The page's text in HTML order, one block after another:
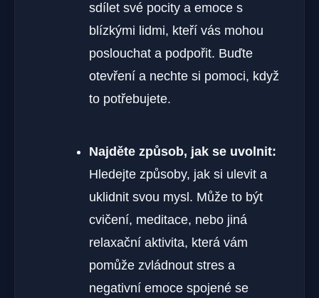
sdílet své pocity a emoce s
blízkými lidmi, kteří vás mohou
poslouchat a podpořit. Buďte
otevření a nechte si pomoci, když
to potřebujete.
Najděte způsob, jak se uvolnit:
Hledejte způsoby, jak si ulevit a
uklidnit svou mysl. Může to být
cvičení, meditace, nebo jiná
relaxační aktivita, která vám
pomůže zvládnout stres a
negativní emoce spojené se